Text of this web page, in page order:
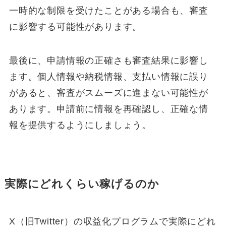
一時的な制限を受けたことがある場合も、審査
に影響する可能性があります。
最後に、申請情報の正確さも審査結果に影響し
ます。個人情報や納税情報、支払い情報に誤り
があると、審査がスムーズに進まない可能性が
あります。申請前に情報を再確認し、正確な情
報を提供するようにしましょう。
実際にどれくらい稼げるのか
X（旧Twitter）の収益化プログラムで実際にどれ